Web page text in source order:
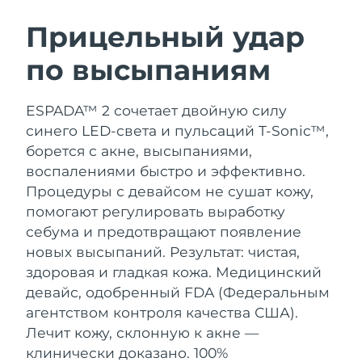
Прицельный удар
по высыпаниям
ESPADA™ 2 сочетает двойную силу
синего LED-света и пульсаций T-Sonic™,
борется с акне, высыпаниями,
воспалениями быстро и эффективно.
Процедуры с девайсом не сушат кожу,
помогают регулировать выработку
себума и предотвращают появление
новых высыпаний. Результат: чистая,
здоровая и гладкая кожа. Медицинский
девайс, одобренный FDA (Федеральным
агентством контроля качества США).
Лечит кожу, склонную к акне —
клинически доказано. 100%
LUNA™ 4 набор
Anti-aging massage
LUNA™ 4 Plus
Massage, LED heating
LUNA™ 4 Men
For men, anti-aging massage
BEAR™ 2 набор
Microcurrent toning
BEAR™ 2 go
Microcurrent toning on-the-go
BEAR™ 2 eyes & lips
Microcurrent line smoothing device
Увлажнение
UFO™ 3 набор
Deep facial hydration
UFO™ 3 LED
Near-infrared and red light therapy
device
Забота о полости рта
issa™ 4
Hybrid silicone sonic toothbrush
issa™ 4 plus
Smart hybrid silicone sonic toothbrush
FAQ™ АНТИВОЗРАСТНОЙ УХОД
Омоложение LED-процедуры
NEW
Австралия
Ожидаемая дата доставки
Ожидаемая дата доставки
12/08/2026
Бахрейн
Ожидаемая дата доставки
13/08/2026
Бельгия
Ожидаемая дата доставки
Бермудские о-ва
Ожидаемая дата доставки
18/08/2026
Босния и
Герцеговина
Ожидаемая дата доставки
15/08/2026